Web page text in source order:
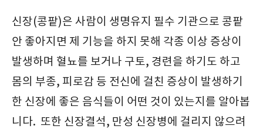
신장(콩팥)은 사람이 생명유지 필수 기관으로 콩팥
안 좋아지면 제 기능을 하지 못해 각종 이상 증상이
발생하며 혈뇨를 보거나 구토, 경련을 하기도 하고
몸의 부종, 피로감 등 전신에 걸친 증상이 발생하기
한 신장에 좋은 음식들이 어떤 것이 있는지를 알아봅
니다. 또한 신장결석, 만성 신장병에 걸리지 않으려